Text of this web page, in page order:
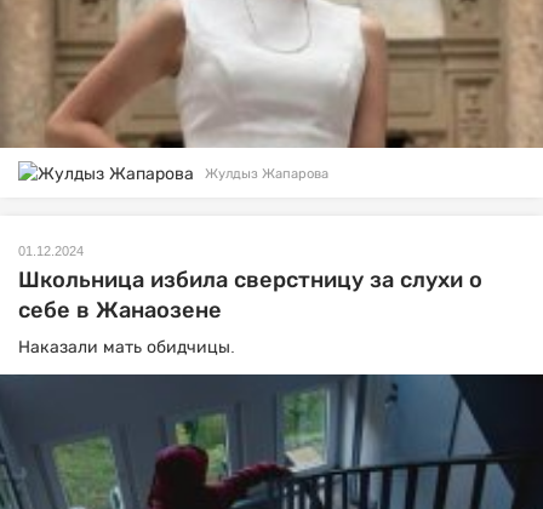
Жулдыз Жапарова
01.12.2024
Школьница избила сверстницу за слухи о
себе в Жанаозене
Наказали мать обидчицы.